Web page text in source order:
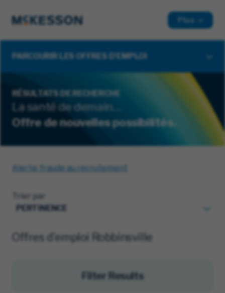
Plus
PARCOURIR LES OFFRES D'EMPLOI
RÉSULTATS DE RECHERCHE
La santé de demain…
Offre de nouvelles possibilités.
Alerte: fraude au recrutement
Trier par
Offres d'emploi Robbinsville
Filter Results